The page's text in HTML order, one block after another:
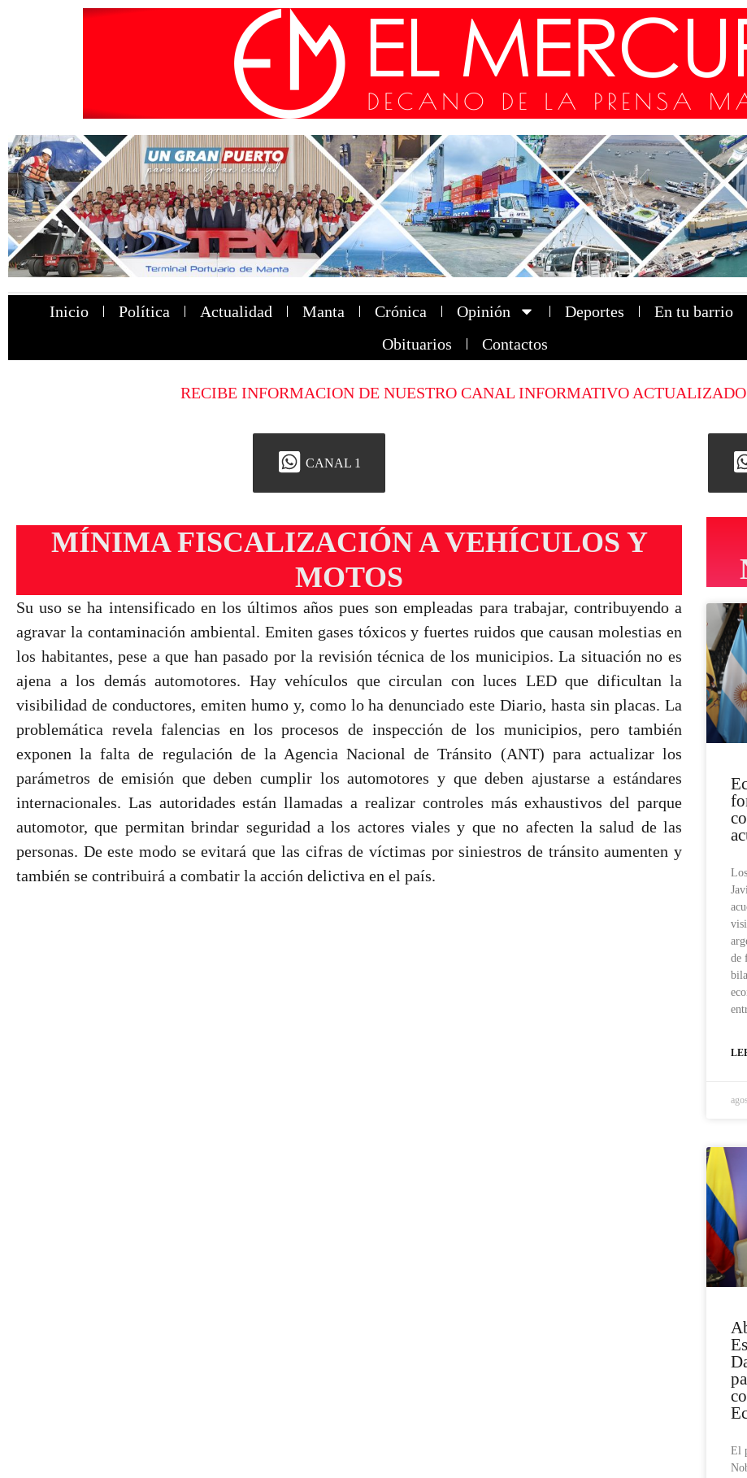
Inicio Política Actualidad Manta Crónica Opinión Deportes En tu barrio
Obituarios
Contactos
RECIBE INFORMACION DE NUESTRO CANAL INFORMATIVO ACTUALIZADO
CANAL 1
MÍNIMA FISCALIZACIÓN A VEHÍCULOS Y
MOTOS
Su uso se ha intensificado en los últimos años pues son empleadas para trabajar, contribuyendo a
agravar la contaminación ambiental. Emiten gases tóxicos y fuertes ruidos que causan molestias en
los habitantes, pese a que han pasado por la revisión técnica de los municipios. La situación no es
ajena a los demás automotores. Hay vehículos que circulan con luces LED que dificultan la
visibilidad de conductores, emiten humo y, como lo ha denunciado este Diario, hasta sin placas. La
problemática revela falencias en los procesos de inspección de los municipios, pero también
exponen la falta de regulación de la Agencia Nacional de Tránsito (ANT) para actualizar los
parámetros de emisión que deben cumplir los automotores y que deben ajustarse a estándares
internacionales. Las autoridades están llamadas a realizar controles más exhaustivos del parque
automotor, que permitan brindar seguridad a los actores viales y que no afecten la salud de las
personas. De este modo se evitará que las cifras de víctimas por siniestros de tránsito aumenten y
también se contribuirá a combatir la acción delictiva en el país.
de
El